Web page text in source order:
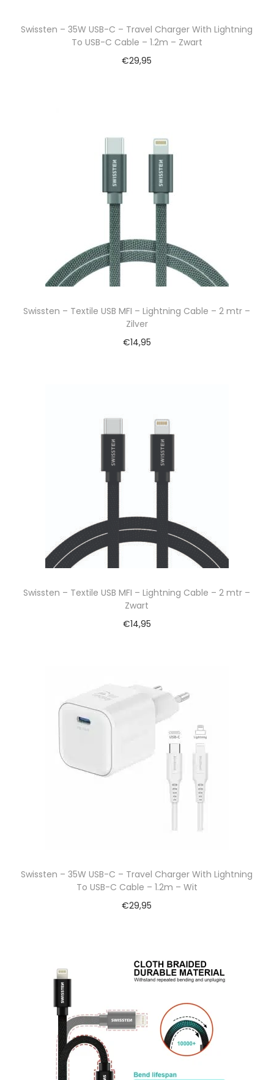
Swissten – 35W USB-C – Travel Charger With Lightning
To USB-C Cable – 1.2m – Zwart
€29,95
Swissten – Textile USB MFI – Lightning Cable – 2 mtr –
Zilver
€14,95
Swissten – Textile USB MFI – Lightning Cable – 2 mtr –
Zwart
€14,95
Swissten – 35W USB-C – Travel Charger With Lightning
To USB-C Cable – 1.2m – Wit
€29,95